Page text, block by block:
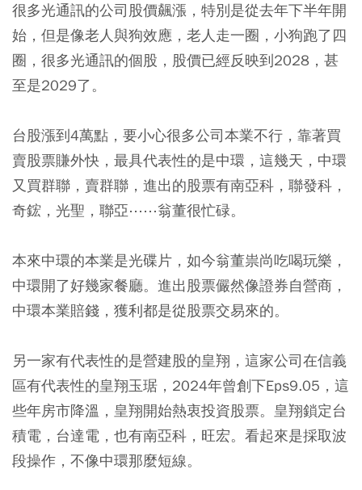
很多光通訊的公司股價飆漲，特別是從去年下半年開
始，但是像老人與狗效應，老人走一圈，小狗跑了四
圈，很多光通訊的個股，股價已經反映到2028，甚
至是2029了。
台股漲到4萬點，要小心很多公司本業不行，靠著買
賣股票賺外快，最具代表性的是中環，這幾天，中環
又買群聯，賣群聯，進出的股票有南亞科，聯發科，
奇鋐，光聖，聯亞⋯⋯翁董很忙碌。
本來中環的本業是光碟片，如今翁董祟尚吃喝玩樂，
中環開了好幾家餐廳。進出股票儼然像證券自營商，
中環本業賠錢，獲利都是從股票交易來的。
另一家有代表性的是營建股的皇翔，這家公司在信義
區有代表性的皇翔玉琚，2024年曾創下Eps9.05，這
些年房市降溫，皇翔開始熱衷投資股票。皇翔鎖定台
積電，台達電，也有南亞科，旺宏。看起來是採取波
段操作，不像中環那麼短線。